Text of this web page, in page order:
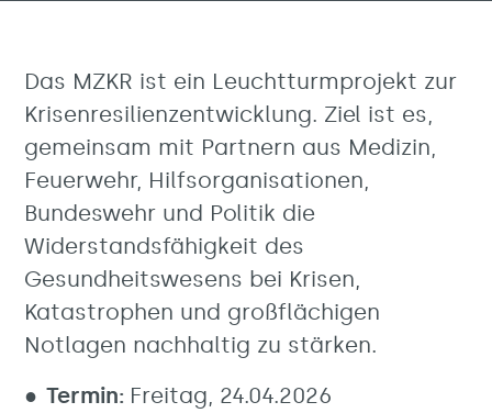
Das MZKR ist ein Leuchtturmprojekt zur
Krisenresilienzentwicklung. Ziel ist es,
gemeinsam mit Partnern aus Medizin,
Feuerwehr, Hilfsorganisationen,
Bundeswehr und Politik die
Widerstandsfähigkeit des
Gesundheitswesens bei Krisen,
Katastrophen und großflächigen
Notlagen nachhaltig zu stärken.
Termin: Freitag, 24.04.2026